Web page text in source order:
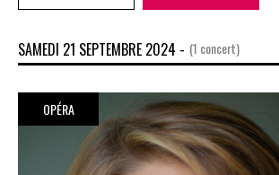
SAMEDI 21 SEPTEMBRE 2024 - (1 concert)
OPÉRA